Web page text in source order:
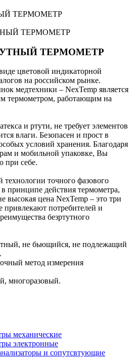
ТЕРМОМЕТР
ТЕРМОМЕТР
цветовой индикаторной
на российском рынке.
медтехники – NexTemp является
термометром, работающим на
и ртути, не требует элементов
влаги. Безопасен и прост в
условий хранения. Благодаря
и мобильной упаковке, Вы
при себе.
технологии точного фазового
принципе действия термометра,
высокая цена NexTemp – это три
привлекают потребителей и
безртутного
не бьющийся, не подлежащий
метод измерения
многоразовый.
механические
электронные
и сопутсвтующие